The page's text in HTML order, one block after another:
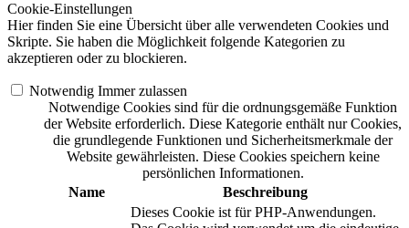
Cookie-Einstellungen
Hier finden Sie eine Übersicht über alle verwendeten Cookies und
Skripte. Sie haben die Möglichkeit folgende Kategorien zu
akzeptieren oder zu blockieren.
Notwendig Immer zulassen
Notwendige Cookies sind für die ordnungsgemäße Funktion
der Website erforderlich. Diese Kategorie enthält nur Cookies,
die grundlegende Funktionen und Sicherheitsmerkmale der
Website gewährleisten. Diese Cookies speichern keine
persönlichen Informationen.
Name
Beschreibung
Dieses Cookie ist für PHP-Anwendungen.